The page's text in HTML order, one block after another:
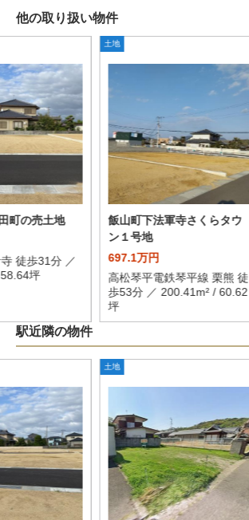
他の取り扱い物件
町の売土地
徒歩31分 ／
坪
土地
飯山町下法軍寺さくらタウ
ン１号地
697.1万円
高松琴平電鉄琴平線 栗熊 徒
歩53分 ／ 200.41m² / 60.62
坪
駅近隣の物件
土地